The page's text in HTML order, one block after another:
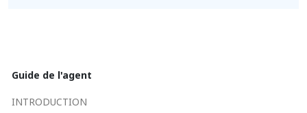
Guide de l'agent
INTRODUCTION